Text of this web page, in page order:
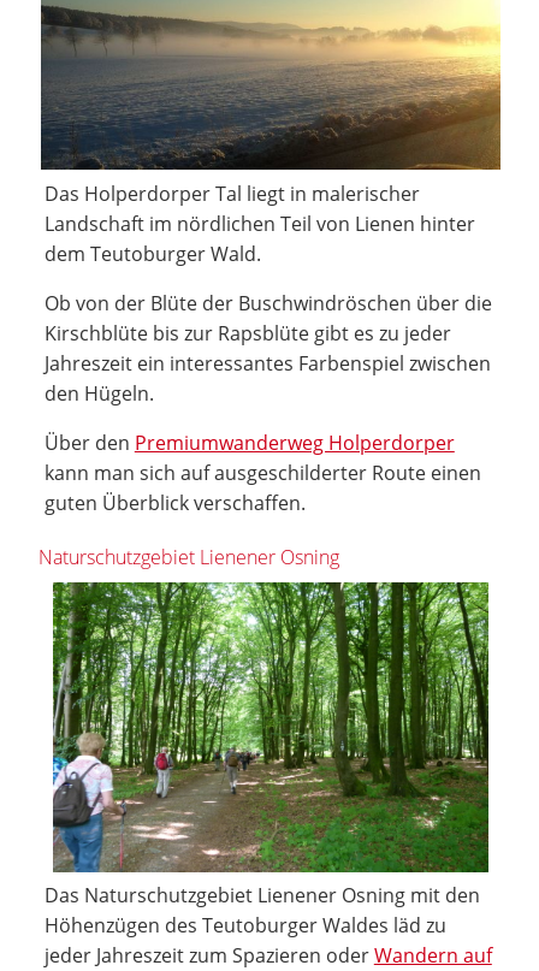
Das Holperdorper Tal liegt in malerischer
Landschaft im nördlichen Teil von Lienen hinter
dem Teutoburger Wald.
Ob von der Blüte der Buschwindröschen über die
Kirschblüte bis zur Rapsblüte gibt es zu jeder
Jahreszeit ein interessantes Farbenspiel zwischen
den Hügeln.
Über den Premiumwanderweg Holperdorper
kann man sich auf ausgeschilderter Route einen
guten Überblick verschaffen.
Naturschutzgebiet Lienener Osning
Das Naturschutzgebiet Lienener Osning mit den
Höhenzügen des Teutoburger Waldes läd zu
jeder Jahreszeit zum Spazieren oderWandern auf